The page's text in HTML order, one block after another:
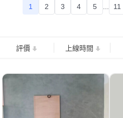
1 2 3 4 5 11
評價 上線時間